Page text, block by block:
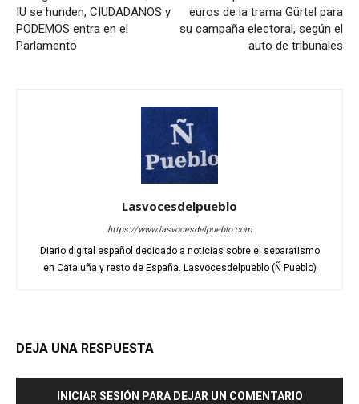
IU se hunden, CIUDADANOS y
PODEMOS entra en el
Parlamento
euros de la trama Gürtel para
su campaña electoral, según el
auto de tribunales
Lasvocesdelpueblo
https://www.lasvocesdelpueblo.com
Diario digital español dedicado a noticias sobre el separatismo
en Cataluña y resto de España. Lasvocesdelpueblo (Ñ Pueblo)
DEJA UNA RESPUESTA
INICIAR SESIÓN PARA DEJAR UN COMENTARIO